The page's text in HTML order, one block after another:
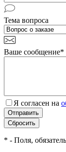
Тема вопроса
Ваше сообщение*
Я согласен на
* - Поля,